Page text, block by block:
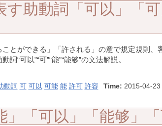
助動詞「可以」「可
ができる」「許される」の意で規定規則、
“可以”“可”“能”“能够”の文法解説。
動詞 可 可以 可能 能 許可 許容 Time: 2015-04-23
「可以」「能够」「